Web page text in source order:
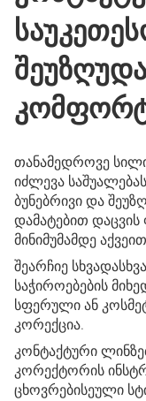
თანამედროვე
იძლევა
ბუნებრივი და
დამატებით
მინიმუმამდე
შეარჩიე
საჭიროებების
სფერული ან
კორექცია.
კონტაქტური
კორექტორის
ცხოვრებისეული